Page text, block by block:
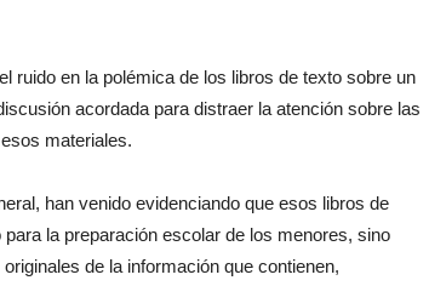
ruido en la polémica de los libros de texto sobre un
acordada para distraer la atención sobre las
materiales.
han venido evidenciando que esos libros de
la preparación escolar de los menores, sino
de la información que contienen,